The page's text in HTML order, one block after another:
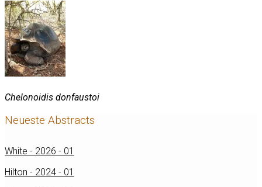
Chelonoidis donfaustoi
Neueste Abstracts
White - 2026 - 01
Hilton - 2024 - 01